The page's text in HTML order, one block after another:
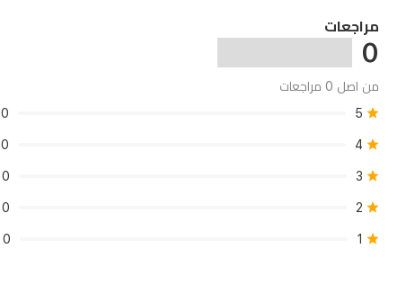
على
التغطية
المطلوبة.
مراجعات
0
من اصل 0 مراجعات
5
0
4
0
3
0
2
0
1
0